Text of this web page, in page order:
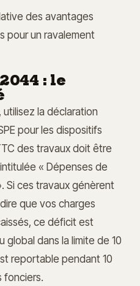
des avantages
pour un ravalement
: le
la déclaration
pour les dispositifs
des travaux doit être
« Dépenses de
Si ces travaux génèrent
que vos charges
ce déficit est
global dans la limite de 10
reportable pendant 10
fonciers.